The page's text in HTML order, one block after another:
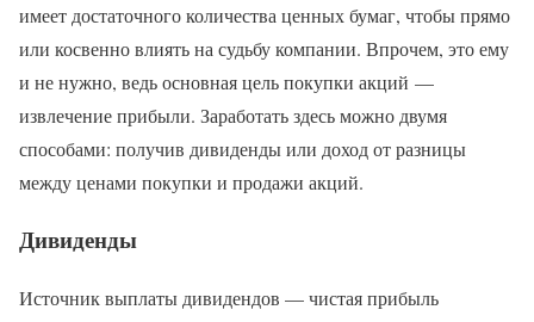
имеет достаточного количества ценных бумаг, чтобы прямо
или косвенно влиять на судьбу компании. Впрочем, это ему
и не нужно, ведь основная цель покупки акций —
извлечение прибыли. Заработать здесь можно двумя
способами: получив дивиденды или доход от разницы
между ценами покупки и продажи акций.
Дивиденды
Источник выплаты дивидендов — чистая прибыль